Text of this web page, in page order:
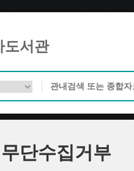
도서관
단수집거부